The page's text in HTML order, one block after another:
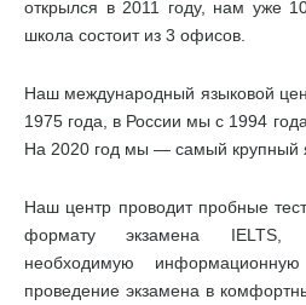
открылся в 2011 году, нам уже
школа состоит из 3 офисов.
Наш международный языковой
1975 года, в России мы с 1994
На 2020 год мы — самый крупный
Наш центр проводит пробные
формату экзамена IELTS,
необходимую
проведение экзамена в